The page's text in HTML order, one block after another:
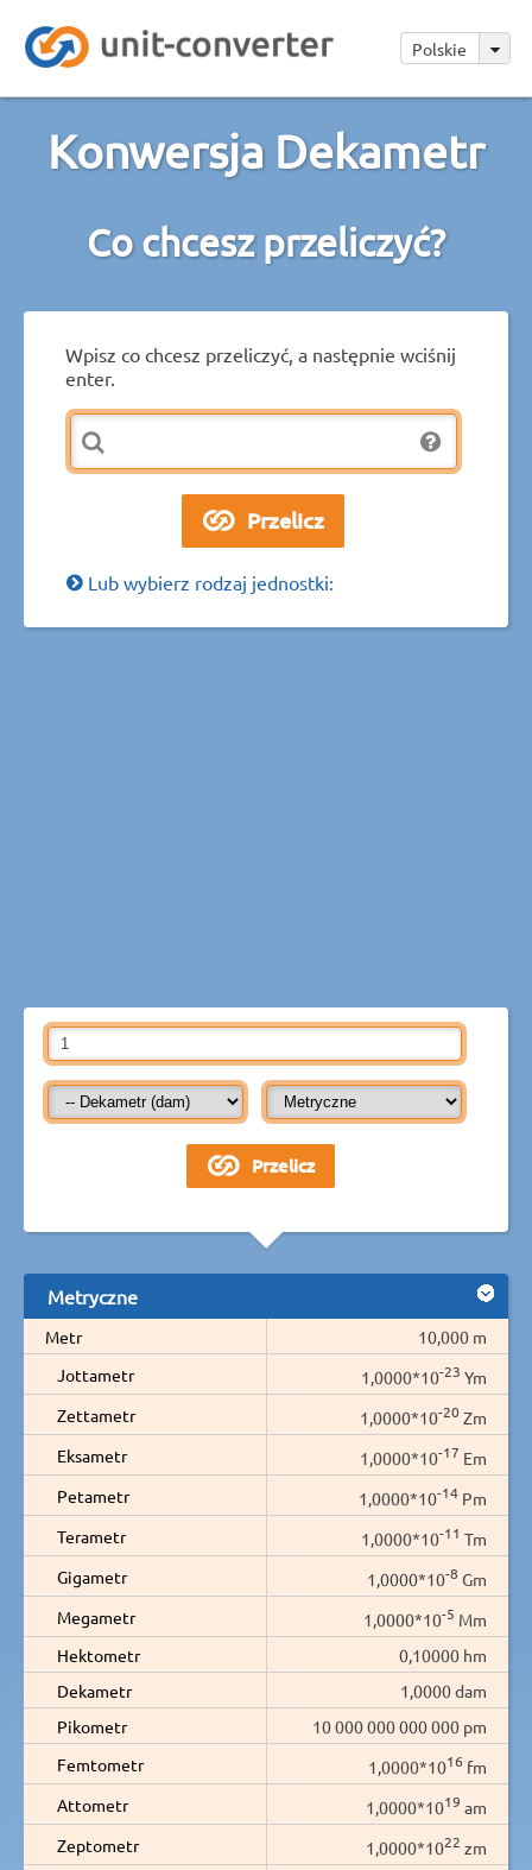
Polskie
Konwersja Dekametr
Co chcesz przeliczyć?
Wpisz co chcesz przeliczyć, a następnie wciśnij
enter.
Lub wybierz rodzaj jednostki:
Metryczne
Metr
10,000 m
Jottametr
1,0000*10-23 Ym
Zettametr
1,0000*10-20 Zm
Eksametr
1,0000*10-17 Em
Petametr
1,0000*10-14 Pm
Terametr
1,0000*10-11 Tm
Gigametr
1,0000*10-8 Gm
Megametr
1,0000*10-5 Mm
Hektometr
0,10000 hm
Dekametr
1,0000 dam
Pikometr
10 000 000 000 000 pm
Femtometr
1,0000*1016 fm
Attometr
1,0000*1019 am
Zeptometr
1,0000*1022 zm